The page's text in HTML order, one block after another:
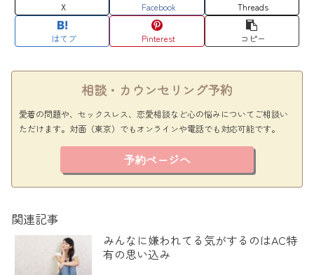
X Facebook Threads
はてブ Pinterest コピー
相談・カウンセリング予約
愛着の問題や、セックスレス、恋愛相談など心の悩みについてご相談い
ただけます。対面（東京）でもオンラインや電話でも対応可能です。
予約ページへ
関連記事
みんなに嫌われてる気がするのはAC特
有の思い込み